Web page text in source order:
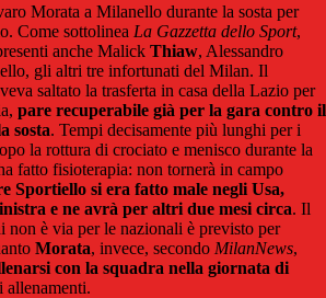
Morata a Milanello durante la sosta per
Come sottolinea La Gazzetta dello Sport,
anche Malick Thiaw, Alessandro
gli altri tre infortunati del Milan. Il
saltato la trasferta in casa della Lazio per
pare recuperabile già per la gara contro il
sosta. Tempi decisamente più lunghi per i
la rottura di crociato e menisco durante la
fatto fisioterapia: non tornerà in campo
Sportiello si era fatto male negli Usa,
e ne avrà per altri due mesi circa. Il
è via per le nazionali è previsto per
Morata, invece, secondo MilanNews,
con la squadra nella giornata di
allenamenti.